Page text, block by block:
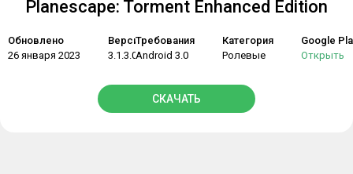
Planescape: Torment Enhanced Edition
Обновлено
26 января 2023
Версия
3.1.3.0
Требования
Android 3.0
Категория
Ролевые
Google
Открыть
СКАЧАТЬ